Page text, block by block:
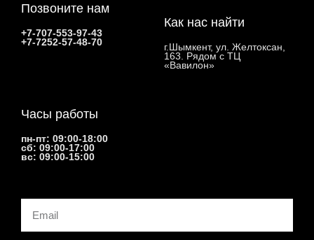
Позвоните нам
+7-707-553-97-43
+7-7252-57-48-70
Как нас найти
г.Шымкент, ул. Желтоксан,
163. Рядом с ТЦ
«Вавилон»
Часы работы
пн-пт: 09:00-18:00
сб: 09:00-17:00
вс: 09:00-15:00
Email